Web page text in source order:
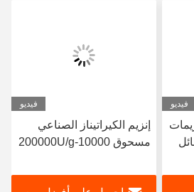
فيديو فيديو
إنزيم الكيراتيناز الصناعي
مسحوق 10000-200000U/g